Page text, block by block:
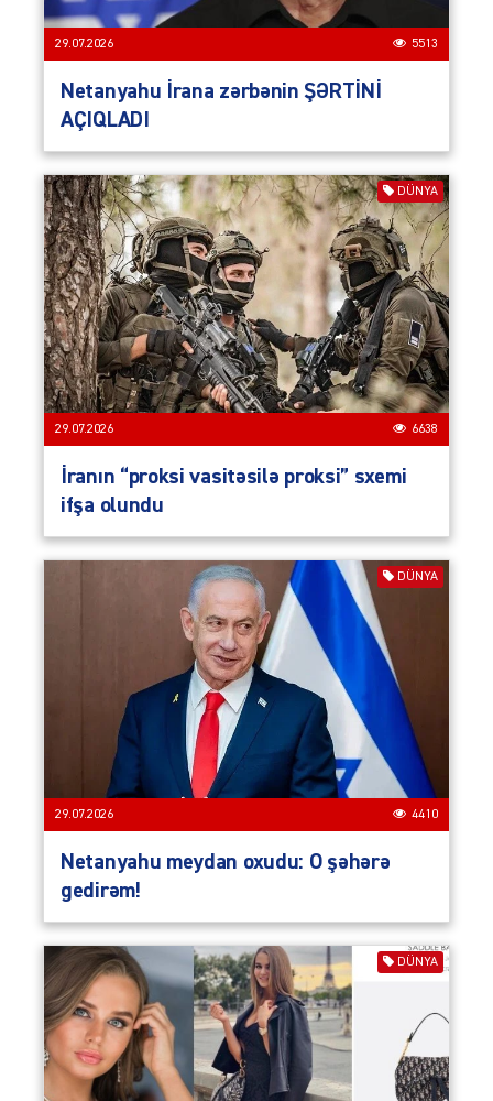
29.07.2026 5513
Netanyahu İrana zərbənin ŞƏRTİNİ
AÇIQLADI
DÜNYA
29.07.2026 6638
İranın “proksi vasitəsilə proksi” sxemi
ifşa olundu
DÜNYA
29.07.2026 4410
Netanyahu meydan oxudu: O şəhərə
gedirəm!
DÜNYA